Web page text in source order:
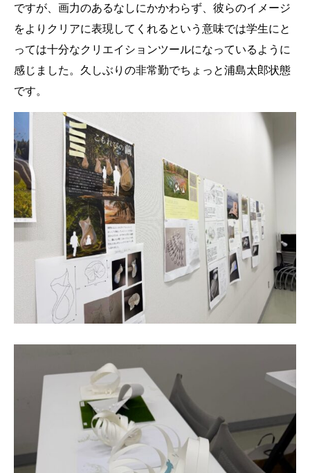
ですが、画力のあるなしにかかわらず、彼らのイメージ
をよりクリアに表現してくれるという意味では学生にと
っては十分なクリエイションツールになっているように
感じました。久しぶりの非常勤でちょっと浦島太郎状態
です。